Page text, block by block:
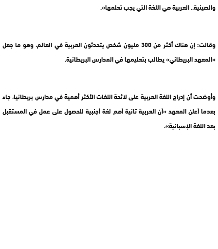
والصينية.. العربية هي اللغة التي يجب تعلمها».
وقالت: إن هناك أكثر من 300 مليون شخص يتحدثون العربية في العالم، وهو ما جعل
«المعهد البريطاني» يطالب بتعليمها في المدارس البريطانية.
وأوضحت أن إدراج اللغة العربية على لائحة اللغات الأكثر أهمية في مدارس بريطانيا، جاء
بعدما أعلن المعهد «أن العربية ثانية أهم لغة أجنبية للحصول على عمل في المستقبل
بعد اللغة الإسبانية».